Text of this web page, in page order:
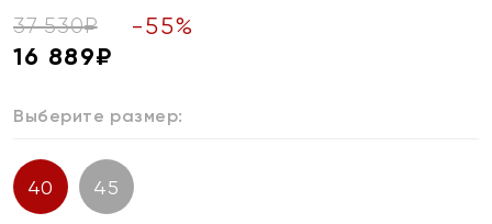
37 530₽ -55%
16 889₽
Выберите размер:
40 45